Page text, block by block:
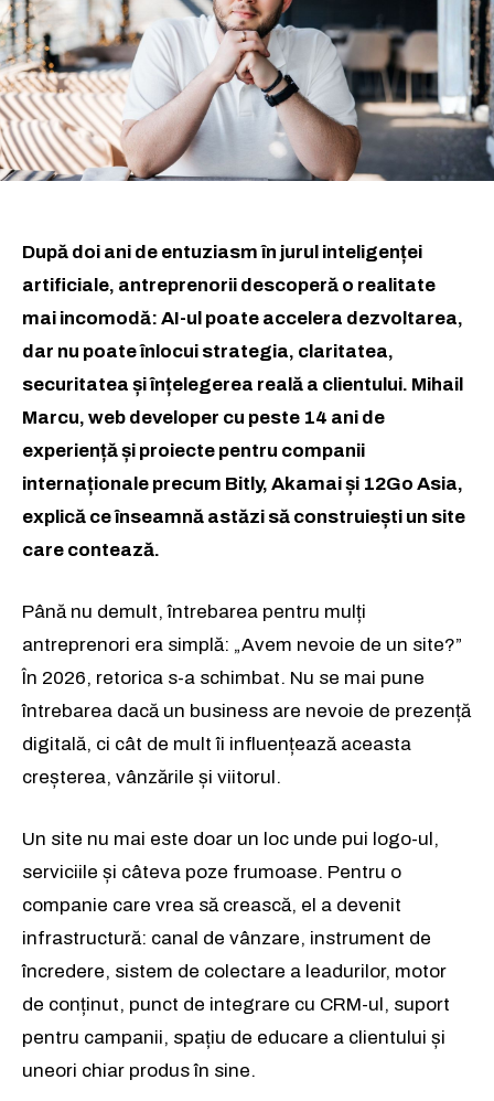
După doi ani de entuziasm în jurul inteligenței
artificiale, antreprenorii descoperă o realitate
mai incomodă: AI-ul poate accelera dezvoltarea,
dar nu poate înlocui strategia, claritatea,
securitatea și înțelegerea reală a clientului. Mihail
Marcu, web developer cu peste 14 ani de
experiență și proiecte pentru companii
internaționale precum Bitly, Akamai și 12Go Asia,
explică ce înseamnă astăzi să construiești un site
care contează.
Până nu demult, întrebarea pentru mulți
antreprenori era simplă: „Avem nevoie de un site?”
În 2026, retorica s-a schimbat. Nu se mai pune
întrebarea dacă un business are nevoie de prezență
digitală, ci cât de mult îi influențează aceasta
creșterea, vânzările și viitorul.
Un site nu mai este doar un loc unde pui logo-ul,
serviciile și câteva poze frumoase. Pentru o
companie care vrea să crească, el a devenit
infrastructură: canal de vânzare, instrument de
încredere, sistem de colectare a leadurilor, motor
de conținut, punct de integrare cu CRM-ul, suport
pentru campanii, spațiu de educare a clientului și
uneori chiar produs în sine.